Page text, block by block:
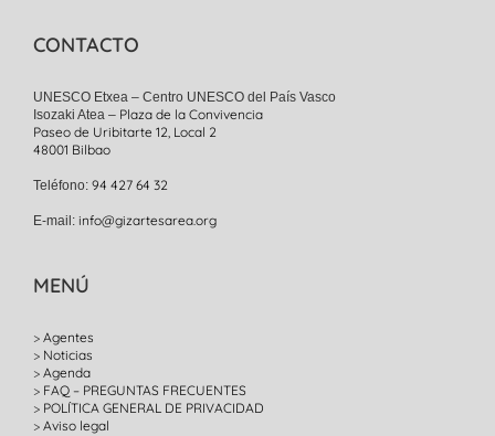
CONTACTO
UNESCO Etxea – Centro UNESCO del País Vasco
Isozaki Atea – Plaza de la Convivencia
Paseo de Uribitarte 12, Local 2
48001 Bilbao
Teléfono: 94 427 64 32
E-mail: info@gizartesarea.org
MENÚ
Agentes
Noticias
Agenda
FAQ – PREGUNTAS FRECUENTES
POLÍTICA GENERAL DE PRIVACIDAD
Aviso legal